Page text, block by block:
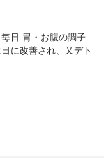
日 胃・お腹の調子
に改善され、又デト